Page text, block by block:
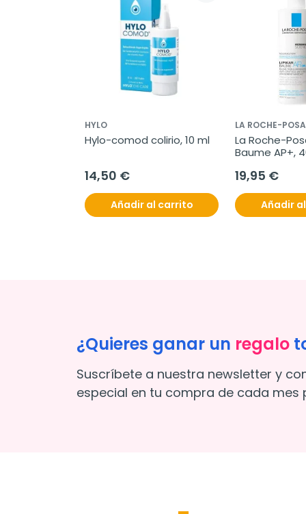
HYLO
Hylo-comod colirio, 10 ml
14,50 €
Añadir al carrito
LA ROCHE-
La Roche-
Baume AP+,
19,95 €
Añadir
¿Quieres ganar un regalo
Suscríbete a nuestra newsletter y
especial en tu compra de cada mes